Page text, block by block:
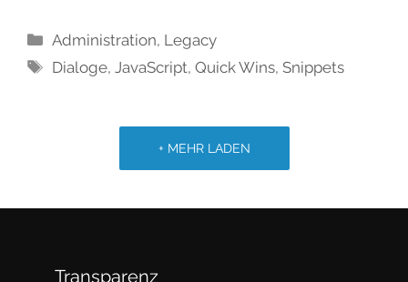
Kategorien
Administration, Legacy
Schlagwörter
Dialoge,JavaScript,Quick Wins,Snippets
+ MEHR LADEN
Transparenz